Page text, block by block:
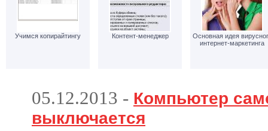
Учимся копирайтингу Контент-менеджер
Основная идея
интернет-маркетинга
05.12.2013 - Компьютер
выключается